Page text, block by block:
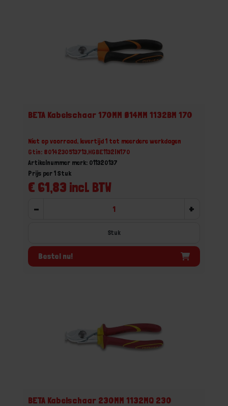
BETA Kabelschaar 170MM Ø14MM 1132BM 170
Niet op voorraad, levertijd 1 tot meerdere werkdagen
Gtin: 8014230513713,HGBE1132IN170
Artikelnummer merk: 011320137
€ 61,83 incl. BTW
Prijs per 1 Stuk
- +
Stuk
Bestel nu!
BETA Kabelschaar 230MM 1132MQ 230